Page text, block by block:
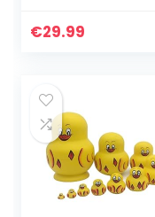
Geschenk
€29.99